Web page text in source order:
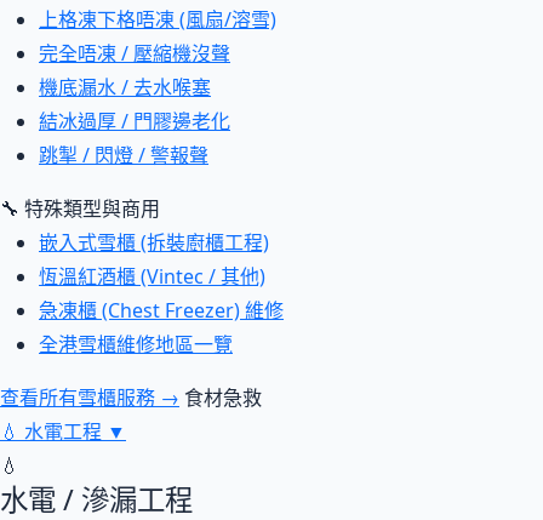
上格凍下格唔凍 (風扇/溶雪)
完全唔凍 / 壓縮機沒聲
機底漏水 / 去水喉塞
結冰過厚 / 門膠邊老化
跳掣 / 閃燈 / 警報聲
🔧 特殊類型與商用
嵌入式雪櫃 (拆裝廚櫃工程)
恆溫紅酒櫃 (Vintec / 其他)
急凍櫃 (Chest Freezer) 維修
全港雪櫃維修地區一覽
查看所有雪櫃服務 → 食材急救
💧 水電工程 ▼
💧
水電 / 滲漏工程